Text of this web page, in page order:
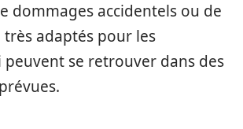
dommages accidentels ou de
adaptés pour les
peuvent se retrouver dans des